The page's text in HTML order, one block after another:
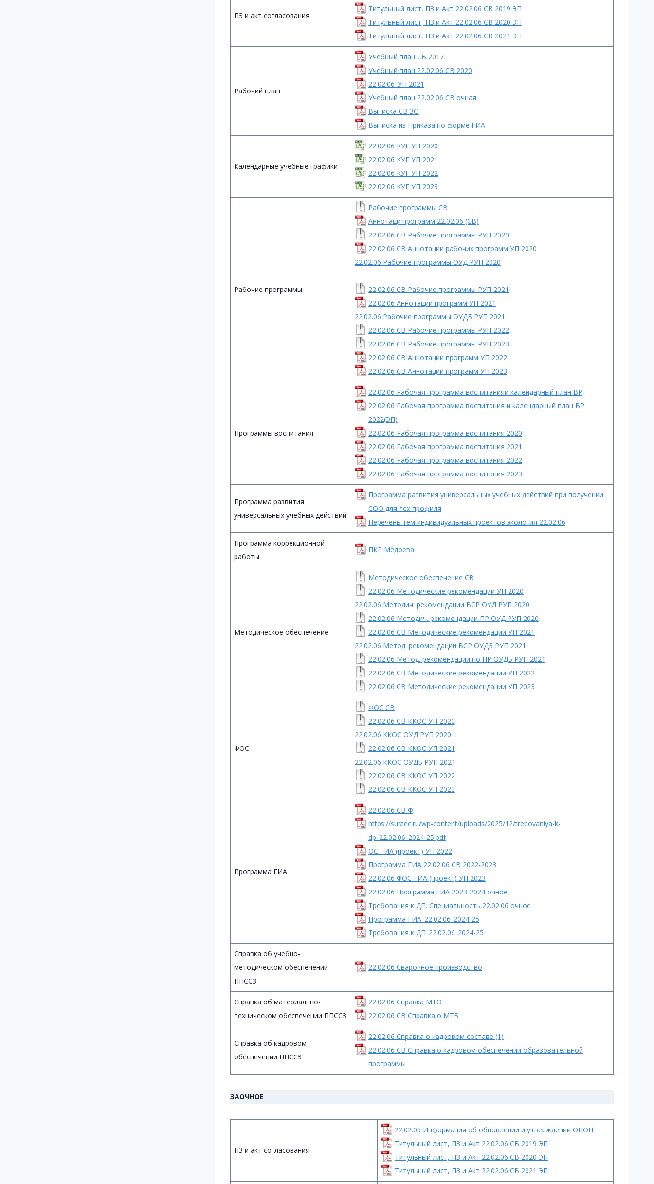
ПЗ и акт согласования
Титульный лист, ПЗ и Акт 22.02.06 СВ 2019 ЭП
Титульный лист, ПЗ и Акт 22.02.06 СВ 2020 ЭП
Титульный лист, ПЗ и Акт 22.02.06 СВ 2021 ЭП
Рабочий план
Учебный план СВ 2017
Учебный план 22.02.06 СВ 2020
22.02.06_УП 2021
Учебный план 22.02.06 СВ очная
Выписка СВ ЗО
Выписка из Приказа по форме ГИА
Календарные учебные графики
22.02.06 КУГ УП 2020
22.02.06 КУГ УП 2021
22.02.06 КУГ УП 2022
22.02.06 КУГ УП 2023
Рабочие программы
Рабочие программы СВ
Аннотаци программ 22.02.06 (СВ)
22.02.06 СВ Рабочие программы РУП 2020
22.02.06 СВ Аннотации рабочих программ УП 2020
22.02.06 Рабочие программы ОУД РУП 2020
22.02.06 СВ Рабочие программы РУП 2021
22.02.06 Аннотации программ УП 2021
22.02.06 Рабочие программы ОУДБ РУП 2021
22.02.06 СВ Рабочие программы РУП 2022
22.02.06 СВ Рабочие программы РУП 2023
22.02.06 СВ Аннотации программ УП 2022
22.02.06 СВ Аннотации программ УП 2023
Программы воспитания
22.02.06 Рабочая программа воспитанияи календарный план ВР
22.02.06 Рабочая программа воспитания и календарный план ВР
2022(ЭП)
22.02.06 Рабочая программа воспитания 2020
22.02.06 Рабочая программа воспитания 2021
22.02.06 Рабочая программа воспитания 2022
22.02.06 Рабочая программа воспитания 2023
Программа развития
универсальных учебных действий
Программа развития универсальных учебных действий при получении
СОО для тех профиля
Перечень тем индивидуальных проектов экология 22.02.06
Программа коррекционной
работы
ПКР Медоева
Методическое обеспечение
Методическое обеспечение СВ
22.02.06 Методические рекомендации УП 2020
22.02.06 Методич. рекомендации ВСР ОУД РУП 2020
22.02.06 Методич. рекомендации ПР ОУД РУП 2020
22.02.06 СВ Методические рекомендации УП 2021
22.02.06 Метод. рекомендации ВСР ОУДБ РУП 2021
22.02.06 Метод. рекомендации по ПР ОУДБ РУП 2021
22.02.06 СВ Методические рекомендации УП 2022
22.02.06 СВ Методические рекомендации УП 2023
ФОС
ФОС СВ
22.02.06 СВ ККОС УП 2020
22.02.06 ККОС ОУД РУП 2020
22.02.06 СВ ККОС УП 2021
22.02.06 ККОС ОУДБ РУП 2021
22.02.06 СВ ККОС УП 2022
22.02.06 СВ ККОС УП 2023
Программа ГИА
22.02.06 СВ Ф
https://sustec.ru/wp-content/uploads/2025/12/trebovaniya-k-
dp_22.02.06_2024-25.pdf
ОС ГИА (проект) УП 2022
Программа ГИА 22.02.06 СВ 2022-2023
22.02.06 ФОС ГИА (проект) УП 2023
22.02.06 Программа ГИА 2023-2024 очное
Требования к ДП. Специальность 22.02.06 очное
Программа ГИА_22.02.06_2024-25
Требования к ДП_22.02.06_2024-25
Справка об учебно-
методическом обеспечении
ППССЗ
22.02.06 Сварочное производство
Справка об материально-
техническом обеспечении ППССЗ
22.02.06 Справка МТО
22.02.06 СВ Справка о МТБ
Справка об кадровом
обеспечении ППССЗ
22.02.06 Справка о кадровом составе (1)
22.02.06 СВ Справка о кадровом обеспечении образовательной
программы
ЗАОЧНОЕ
ПЗ и акт согласования
22.02.06 Информация об обновлении и утверждении ОПОП_
Титульный лист, ПЗ и Акт 22.02.06 СВ 2019 ЭП
Титульный лист, ПЗ и Акт 22.02.06 СВ 2020 ЭП
Титульный лист, ПЗ и Акт 22.02.06 СВ 2021 ЭП